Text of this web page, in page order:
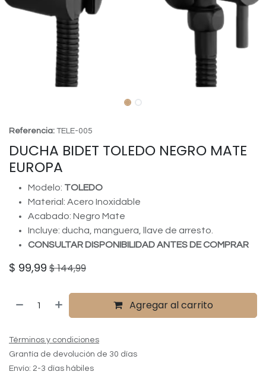
Referencia: TELE-005
DUCHA BIDET TOLEDO NEGRO MATE
EUROPA
Modelo: TOLEDO
Material: Acero Inoxidable
Acabado: Negro Mate
Incluye: ducha, manguera, llave de arresto.
CONSULTAR DISPONIBILIDAD ANTES DE COMPRAR
$ 99,99 $144,99
Agregar al carrito
Términos y condiciones
Grantía de devolución de 30 días
Envío: 2-3 días hábiles